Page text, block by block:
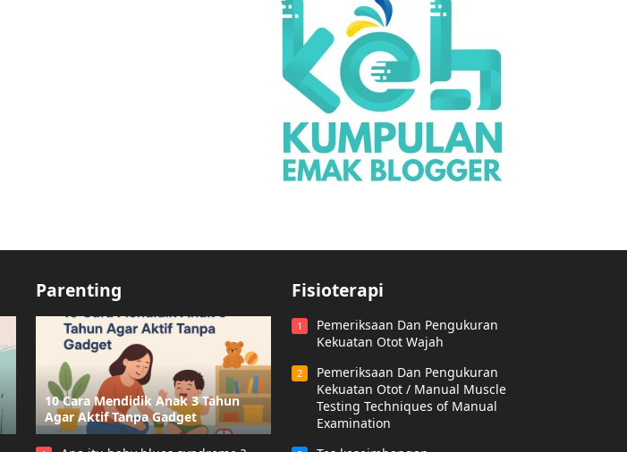
Parenting
10 Cara Mendidik Anak 3 Tahun
Agar Aktif Tanpa Gadget
Fisioterapi
1
Pemeriksaan Dan Pengukuran
Kekuatan Otot Wajah
2
Pemeriksaan Dan Pengukuran
Kekuatan Otot / Manual Muscle
Testing Techniques of Manual
Examination